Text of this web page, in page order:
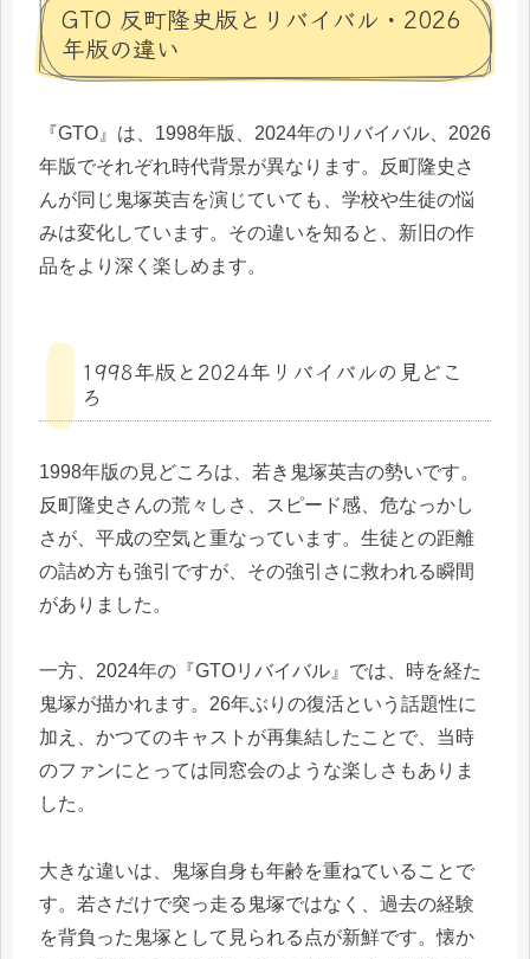
GTO 反町隆史版とリバイバル・2026
年版の違い
『GTO』は、1998年版、2024年のリバイバル、2026
年版でそれぞれ時代背景が異なります。反町隆史さ
んが同じ鬼塚英吉を演じていても、学校や生徒の悩
みは変化しています。その違いを知ると、新旧の作
品をより深く楽しめます。
1998年版と2024年リバイバルの見どこ
ろ
1998年版の見どころは、若き鬼塚英吉の勢いです。
反町隆史さんの荒々しさ、スピード感、危なっかし
さが、平成の空気と重なっています。生徒との距離
の詰め方も強引ですが、その強引さに救われる瞬間
がありました。
一方、2024年の『GTOリバイバル』では、時を経た
鬼塚が描かれます。26年ぶりの復活という話題性に
加え、かつてのキャストが再集結したことで、当時
のファンにとっては同窓会のような楽しさもありま
した。
大きな違いは、鬼塚自身も年齢を重ねていることで
す。若さだけで突っ走る鬼塚ではなく、過去の経験
を背負った鬼塚として見られる点が新鮮です。懐か